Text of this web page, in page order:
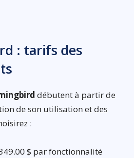
: tarifs des
débutent à partir de
de son utilisation et des
:
$ par fonctionnalité